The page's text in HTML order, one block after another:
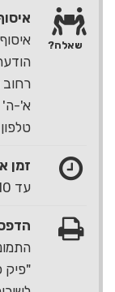
רחוב ההגנה
א'-ה' 17:30 - 8:30
טלפון
זמן
עד 10 ימי עסקים (במשלוח או באיסוף עצמי)
"פיק
שאלה?